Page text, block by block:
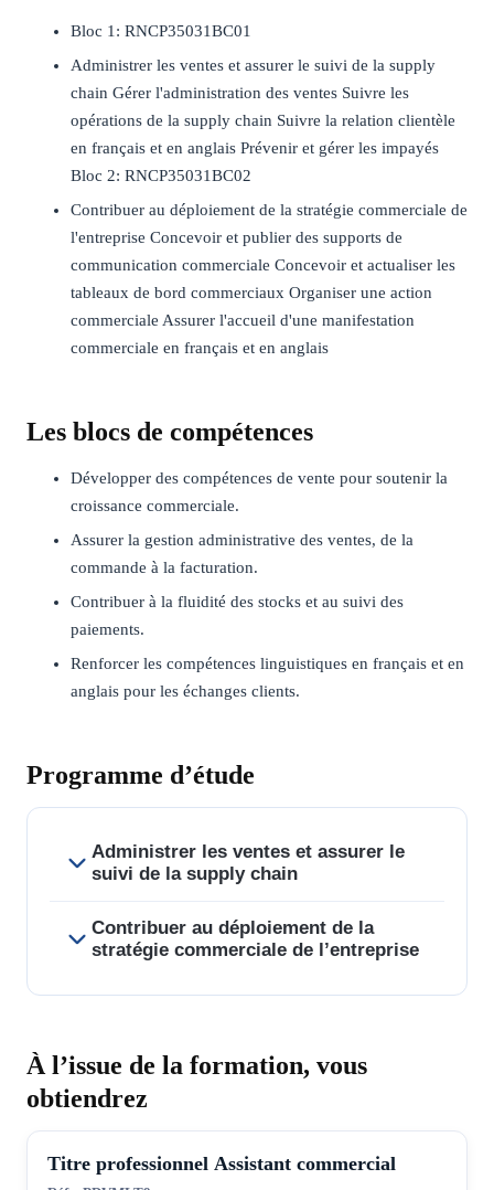
Bloc 1: RNCP35031BC01
Administrer les ventes et assurer le suivi de la supply
chain Gérer l'administration des ventes Suivre les
opérations de la supply chain Suivre la relation clientèle
en français et en anglais Prévenir et gérer les impayés
Bloc 2: RNCP35031BC02
Contribuer au déploiement de la stratégie commerciale de
l'entreprise Concevoir et publier des supports de
communication commerciale Concevoir et actualiser les
tableaux de bord commerciaux Organiser une action
commerciale Assurer l'accueil d'une manifestation
commerciale en français et en anglais
Les blocs de compétences
Développer des compétences de vente pour soutenir la
croissance commerciale.
Assurer la gestion administrative des ventes, de la
commande à la facturation.
Contribuer à la fluidité des stocks et au suivi des
paiements.
Renforcer les compétences linguistiques en français et en
anglais pour les échanges clients.
Programme d’étude
Administrer les ventes et assurer le
suivi de la supply chain
Gérer l’administration des ventes.
Prévenir et gérer les impayés.
Contribuer au déploiement de la
stratégie commerciale de l’entreprise
Concevoir et actualiser les tableaux de bord
commerciaux.
À l’issue de la formation, vous
obtiendrez
Titre professionnel Assistant commercial